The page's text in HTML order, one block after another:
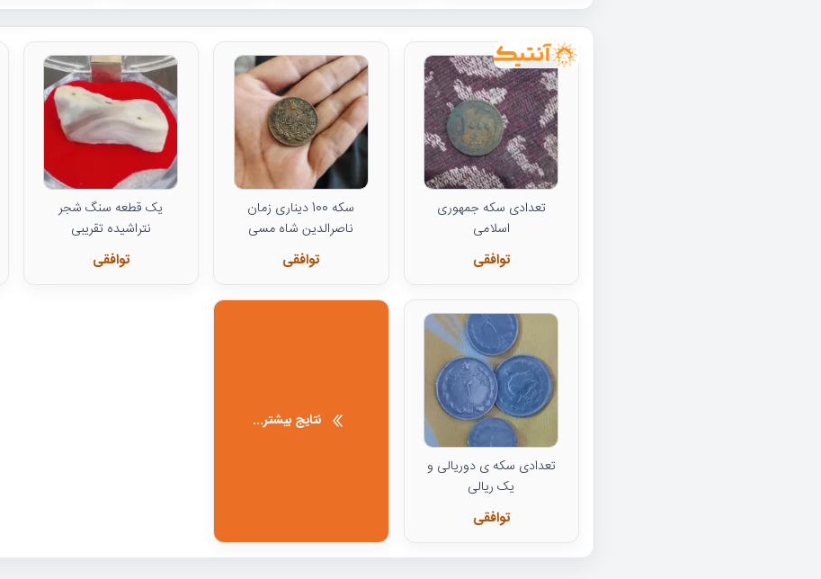
تعدادی سکه جمهوری
اسلامی
توافقی
سکه 100 دیناری زمان
ناصرالدین شاه مسی
توافقی
یک قطعه سنگ شجر
نتراشیده تقریبی
توافقی
تعدادی سکه ی دوریالی و
یک ریالی
توافقی
نتایج بیشتر...